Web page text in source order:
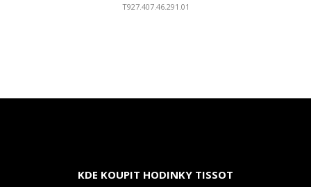
T927.407.46.291.01
KDE KOUPIT HODINKY TISSOT